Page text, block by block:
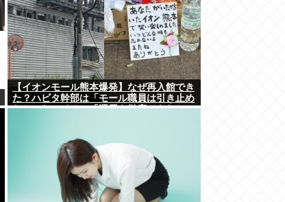
【イオンモール熊本爆発】なぜ再入館でき
た？ハビタ幹部は「モール職員は引き止め
なかった」イオン「運用を徹底できなかっ